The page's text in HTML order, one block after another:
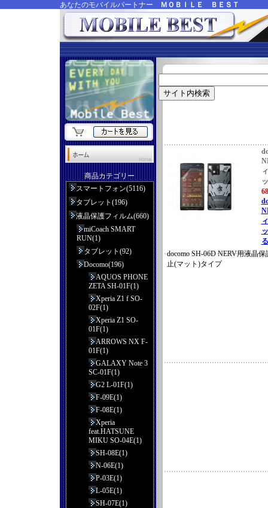
あなたのモバイルパートナー ＭＯＢＩＬＥ ＢＥＳＴ
docomo SH-06D NERV用液晶
止(マット)タイプ
商品カテゴリー
スマートフォン(5116)
タブレット(196)
液晶保護フィルム(660)
miCoach SMART
RUN(1)
タブレット(92)
Docomo(196)
AQUOS PHONE
ZETA SH-01F(1)
Xperia Z1 f SO-
02F(1)
Xperia Z1 SO-
01F(1)
ARROWS NX F-
01F(1)
GALAXY Note 3
SC-01F(1)
G2 L-01F(1)
F-09E(1)
F-08E(1)
Xperia
feat.HATSUNE
MIKU SO-04E(1)
SH-08E(1)
N-06E(1)
P-03E(1)
L-05E(1)
SH-07E(1)